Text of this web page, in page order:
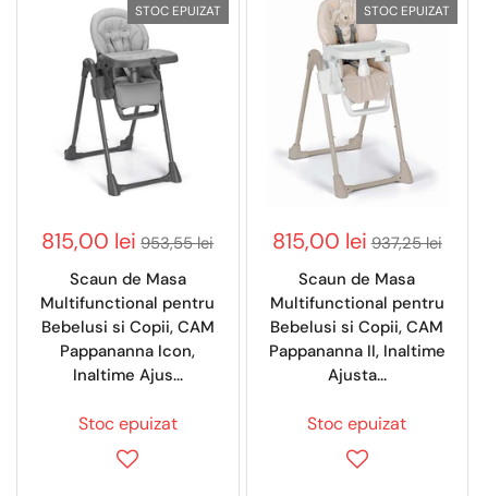
815,00 lei 953,55 lei
Scaun de Masa
Multifunctional pentru
Bebelusi si Copii, CAM
Pappananna Icon,
Inaltime Ajus...
Stoc epuizat
STOC EPUIZAT
815,00 lei 937,25 lei
Scaun de Masa
Multifunctional pentru
Bebelusi si Copii, CAM
Pappananna II, Inaltime
Ajusta...
Stoc epuizat
STOC EPUIZAT